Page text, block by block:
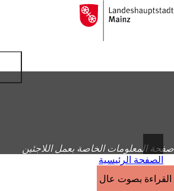
الانتقال إلى المحتوى
إلى
الصفحة
صفحة المعلومات الخاصة بعمل اللاجئين
الصفحة الرئيسية
القراءة بصوت عالٍ